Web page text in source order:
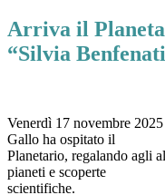
Arriva il
“Silvia
Venerdì 17 novembre
Gallo ha ospitato il
Planetario, regalando agli
pianeti e scoperte
scientifiche.